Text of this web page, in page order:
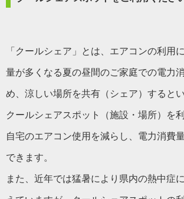
「クールシェア」とは、エアコンの利用
量が多くなる夏の昼間のご家庭での電力
め、涼しい場所を共有（シェア）すると
クールシェアスポット（施設・場所）を
自宅のエアコン使用を減らし、電力消費
できます。
また、近年では猛暑により県内の熱中症